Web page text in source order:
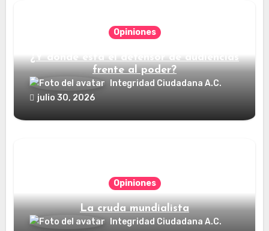
Opiniones
¿Y dónde está el defensor de audiencias
frente al poder?
Integridad Ciudadana A.C.
julio 30, 2026
Opiniones
La cruda mundialista
Integridad Ciudadana A.C.